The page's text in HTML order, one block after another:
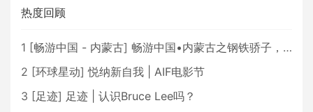
热度回顾
1 [畅游中国 - 内蒙古] 畅游中国•内蒙古之钢铁骄子，魅力包头
2 [环球星动] 悦纳新自我 | AIF电影节
3 [足迹] 足迹 | 认识Bruce Lee吗？